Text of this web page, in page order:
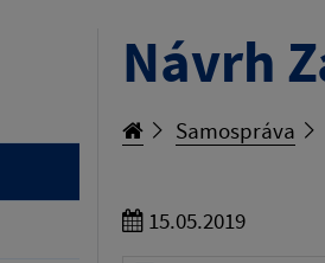
Návrh
Samospráva
15.05.2019